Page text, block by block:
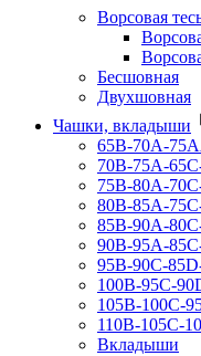
Ворсовая
Бесшовная
Двухшовная
Чашки, вкладыши
65B-70A-
70В-75А-
75В-80А-
80В-85А-
85В-90А-
90B-95A-
95B-90C-
100B-95C-
105B-100C-
110B-105C-
Вкладыши